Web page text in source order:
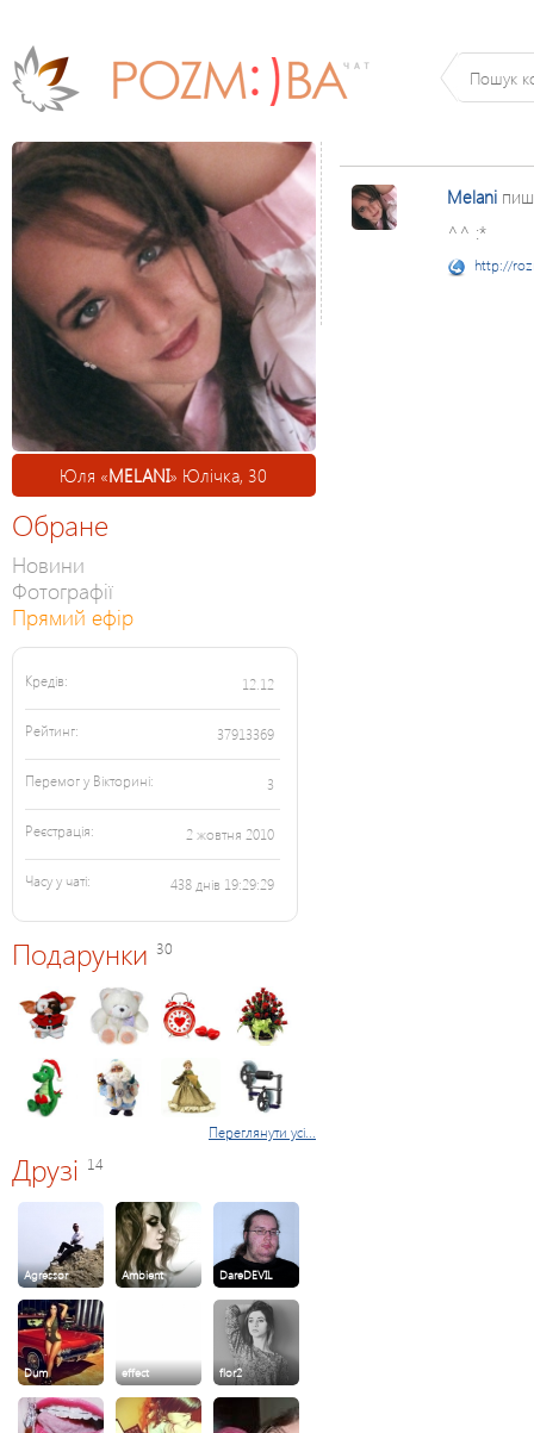
Юля «MELANI» Юлічка, 30
Обране
Новини
Фотографії
Прямий ефір
Кредів: 12.12
Рейтинг: 37913369
Перемог у Вікторині: 3
Реєстрація: 2 жовтня 2010
Часу у чаті: 438 днів 19:29:29
Подарунки 30
Переглянути усі...
Друзі 14
Agressor Ambient DareDEVIL
Dum effect flor2
Melani
^^ :*
http://